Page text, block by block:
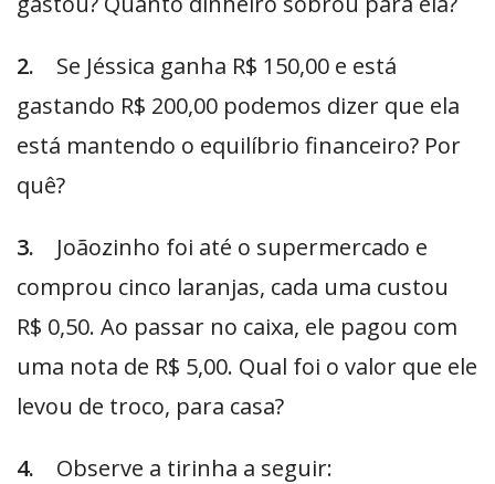
2.
Se Jéssica ganha R$ 150,00 e está
gastando R$ 200,00 podemos dizer que ela
está mantendo o equilíbrio financeiro? Por
quê?
3.
Joãozinho foi até o supermercado e
comprou cinco laranjas, cada uma custou
R$ 0,50. Ao passar no caixa, ele pagou com
uma nota de R$ 5,00. Qual foi o valor que ele
levou de troco, para casa?
4. Observe a tirinha a seguir: